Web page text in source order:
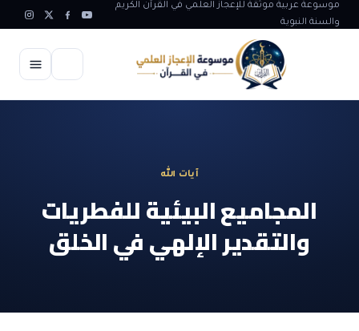
موسوعة عربية موثقة للإعجاز العلمي في القرآن الكريم
والسنة النبوية
الاعجاز الغيبي في القرآن
الاعجاز في علوم الفلك والفضاء
الاعجاز البياني و اللغوي في القرآن
آيات الله في جسم الانسان
آيات الله في خلق الحيوان
المقالات
آيات الله
المجاميع البيئية للفطريات
والتقدير الإلهي في الخلق